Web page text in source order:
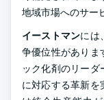
地域市場へのサー
イーストマンには
争優位性がありま
ック化剤のリー
に対応する革新を